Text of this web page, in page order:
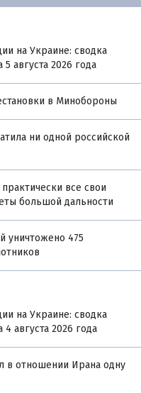
на Украине: сводка
августа 2026 года
в Минобороны
ни одной российской
все свои
большой дальности
уничтожено 475
на Украине: сводка
августа 2026 года
в отношении Ирана одну